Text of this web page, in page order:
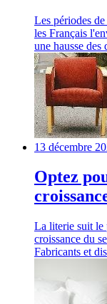
Les périodes
les Français
une hausse des
13 décembre
Optez
La literie suit le
croissance du
Fabricants et